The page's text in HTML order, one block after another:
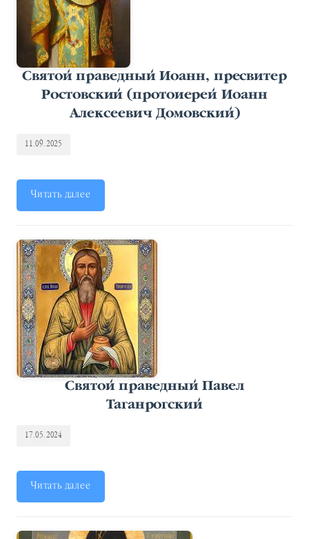
Святой праведный Иоанн, пресвитер
Ростовский (протоиерей Иоанн
Алексеевич Домовский)
11.09.2025
Читать далее
Святой праведный Павел
Таганрогский
17.05.2024
Читать далее